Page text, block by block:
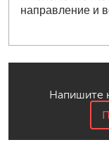
направление и
Напишите